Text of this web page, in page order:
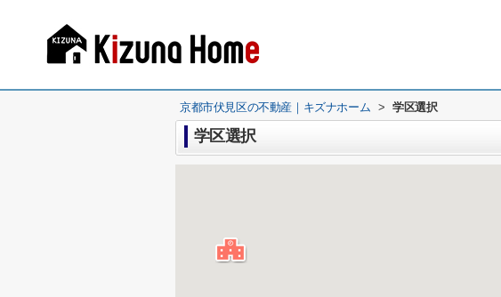
京都市伏見区の不動産｜キズナホーム > 学区選択
学区選択